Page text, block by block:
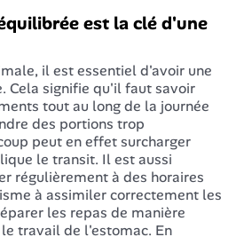
est la clé d'une
il est essentiel d'avoir une
Cela signifie qu'il faut savoir
tout au long de la journée
des portions trop
peut en effet surcharger
le transit. Il est aussi
régulièrement à des horaires
à assimiler correctement les
les repas de manière
travail de l'estomac. En